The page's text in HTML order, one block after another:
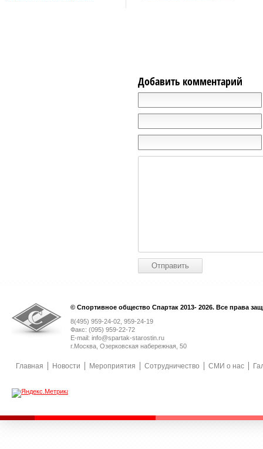
Добавить комментарий
© Спортивное общество Спартак 2013- 2026. Все права
8(495) 959-24-02, 959-24-19
Факс: (095) 959-22-72
E-mail: info@spartak-starostin.ru
г.Москва, Озерковская набережная, 50
Главная Новости Мероприятия Сотрудничество СМИ о нас